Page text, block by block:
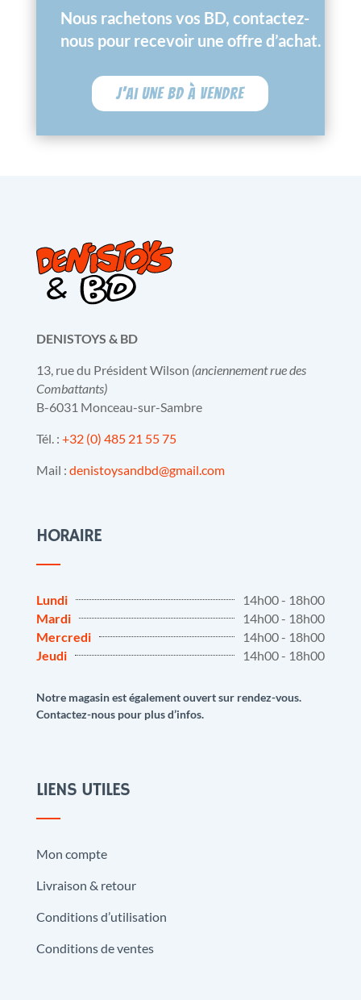
Nous rachetons vos BD, contactez-
nous pour recevoir une offre d’achat.
J'ai une BD à vendre
DENISTOYS & BD
13, rue du Président Wilson (anciennement rue des
Combattants)
B-6031 Monceau-sur-Sambre
Tél. : +32 (0) 485 21 55 75
Mail : denistoysandbd@gmail.com
HORAIRE
Lundi
14h00 - 18h00
Mardi
14h00 - 18h00
Mercredi
14h00 - 18h00
Jeudi
14h00 - 18h00
Notre magasin est également ouvert sur rendez-vous.
Contactez-nous pour plus d’infos.
LIENS UTILES
Mon compte
Livraison & retour
Conditions d’utilisation
Conditions de ventes